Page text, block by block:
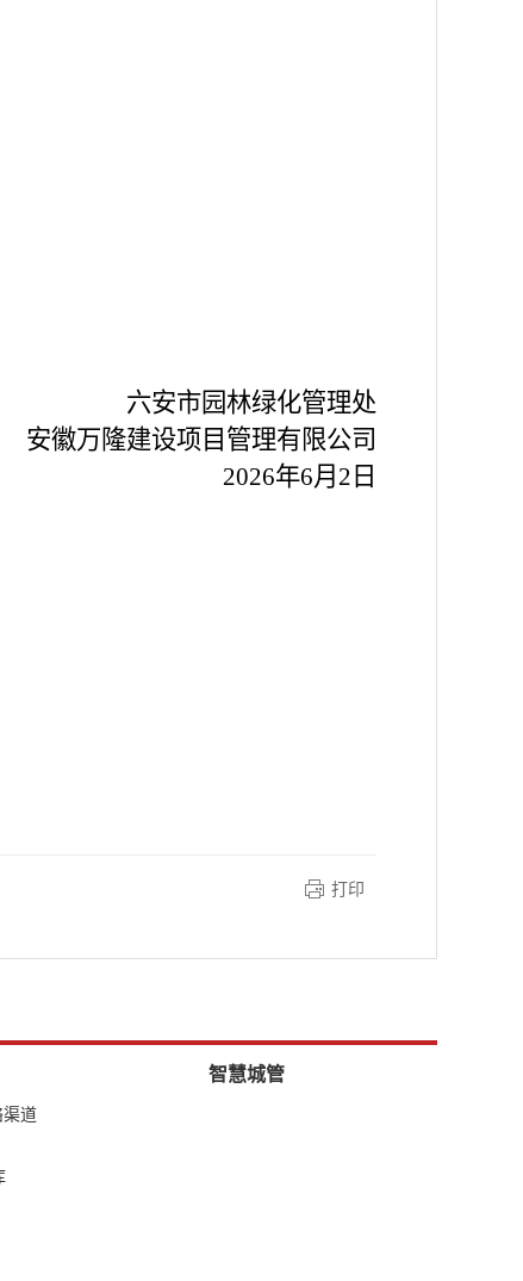
六安市园林绿化管理处
安徽万隆建设项目管理有限公司
2026年6月 2 日
打印
渠道
智慧城管